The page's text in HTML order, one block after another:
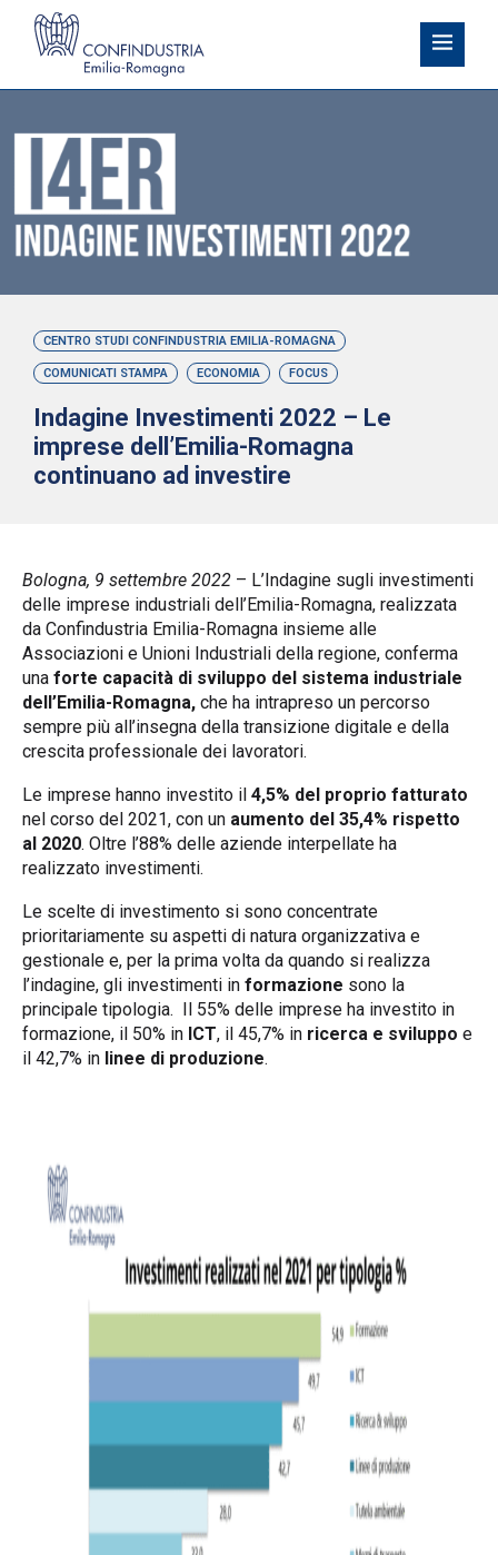
CENTRO STUDI CONFINDUSTRIA EMILIA-ROMAGNA
COMUNICATI STAMPA ECONOMIA FOCUS
Indagine Investimenti 2022 – Le
imprese dell’Emilia-Romagna
continuano ad investire
Bologna, 9 settembre 2022 – L’Indagine sugli investimenti
delle imprese industriali dell’Emilia-Romagna, realizzata
da Confindustria Emilia-Romagna insieme alle
Associazioni e Unioni Industriali della regione, conferma
una forte capacità di sviluppo del sistema industriale
dell’Emilia-Romagna, che ha intrapreso un percorso
sempre più all’insegna della transizione digitale e della
crescita professionale dei lavoratori.
Le imprese hanno investito il 4,5% del proprio fatturato
nel corso del 2021, con un aumento del 35,4% rispetto
al 2020. Oltre l’88% delle aziende interpellate ha
realizzato investimenti.
Le scelte di investimento si sono concentrate
prioritariamente su aspetti di natura organizzativa e
gestionale e, per la prima volta da quando si realizza
l’indagine, gli investimenti in formazione sono la
principale tipologia. Il 55% delle imprese ha investito in
formazione, il 50% in ICT, il 45,7% in ricerca e sviluppo e
il 42,7% in linee di produzione.